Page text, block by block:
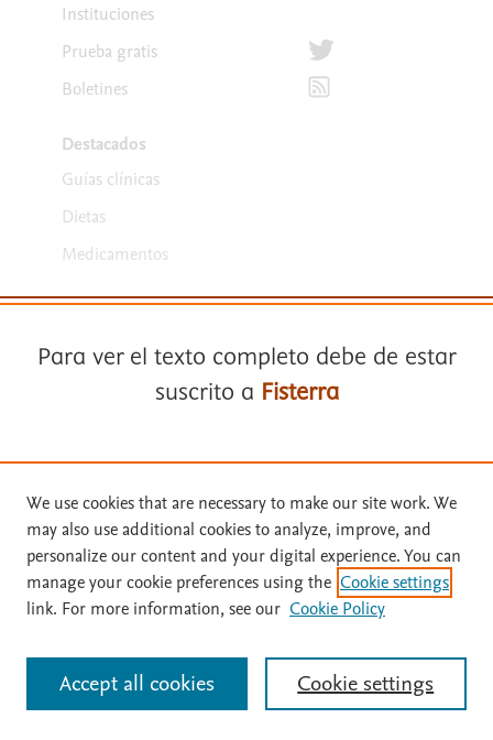
Instituciones
Prueba gratis
Boletines
Destacados
Guías clínicas
Dietas
Medicamentos
Síguenos en Twitter
Suscríbete para recibir
Términos y condiciones
Política de privacidad
Copyright ©
Elsevier España SLU, sus licenciantes y
colaboradores. Se reservan todos los derechos, incluidos los de minería
de texto y datos, entrenamiento de IA y tecnologías similares. Página
actualizada en: .
Para ver el texto completo debe de estar
suscrito a Fisterra
Solicite una prueba gratuita
Identificarse
We use cookies that are necessary to make our site work. We
may also use additional cookies to analyze, improve, and
personalize our content and your digital experience. You can
manage your cookie preferences using the Cookie settings
link. For more information, see our Cookie Policy
Cookie settings
Accept all cookies